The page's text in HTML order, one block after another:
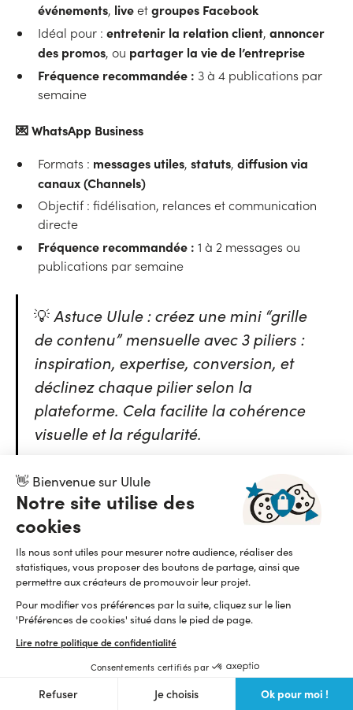
👋 Bienvenue sur Ulule
Notre site utilise des
cookies
Ils nous sont utiles pour mesurer notre audience, réaliser des
statistiques, vous proposer des boutons de partage, ainsi que
permettre aux créateurs de promouvoir leur projet.
Pour modifier vos préférences par la suite, cliquez sur le lien
'Préférences de cookies' situé dans le pied de page.
Lire notre politique de confidentialité
Consentements certifiés par
Refuser Je choisis Ok pour moi !
événements, liveetgroupes Facebook
Idéal pour : entretenir la relation client, annoncer
des promos, ou partager la vie de l’entreprise
Fréquence recommandée : 3 à 4 publications par
semaine
💌WhatsApp Business
Formats : messages utiles, statuts, diffusion via
canaux (Channels)
Objectif : fidélisation, relances et communication
directe
Fréquence recommandée : 1 à 2 messages ou
publications par semaine
💡Astuce Ulule : créez une mini “grille
de contenu” mensuelle avec 3 piliers :
inspiration, expertise, conversion, et
déclinez chaque pilier selon la
plateforme. Cela facilite la cohérence
visuelle et la régularité.
📈 Mesures de performance : quoi suivre ?
social mediaavec précision et d’ajuster vos budgets
intelligemment.
Voici les principaux
indicateurs à suivre par catégorie
🎯
Indicateurs clés à suivre
Portée & vues
Reach : nombre total d’utilisateurs ayant vu